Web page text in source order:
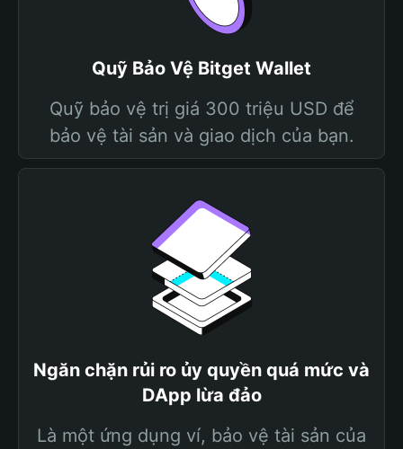
Quỹ Bảo Vệ Bitget Wallet
Quỹ bảo vệ trị giá 300 triệu USD để
bảo vệ tài sản và giao dịch của bạn.
Ngăn chặn rủi ro ủy quyền quá mức và
DApp lừa đảo
Là một ứng dụng ví, bảo vệ tài sản của